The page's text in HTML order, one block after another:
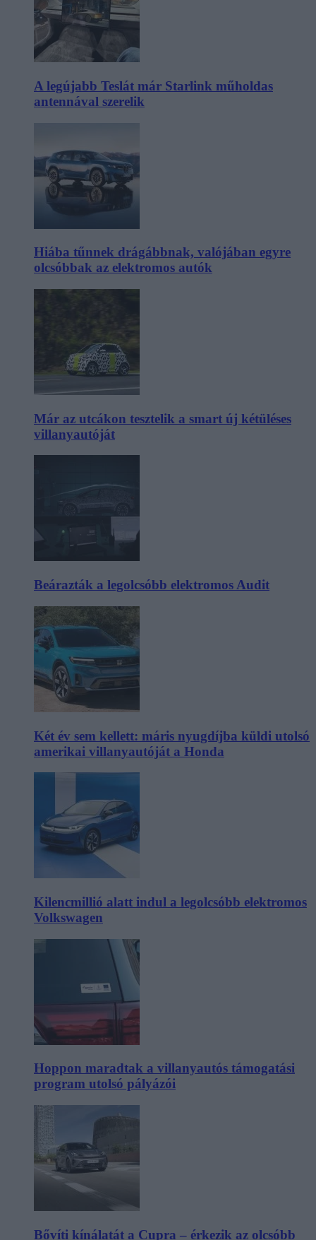
A legújabb Teslát már Starlink műholdas
antennával szerelik
Hiába tűnnek drágábbnak, valójában egyre
olcsóbbak az elektromos autók
Már az utcákon tesztelik a smart új kétüléses
villanyautóját
Beárazták a legolcsóbb elektromos Audit
Két év sem kellett: máris nyugdíjba küldi utolsó
amerikai villanyautóját a Honda
Kilencmillió alatt indul a legolcsóbb elektromos
Volkswagen
Hoppon maradtak a villanyautós támogatási
program utolsó pályázói
Bővíti kínálatát a Cupra – érkezik az olcsóbb